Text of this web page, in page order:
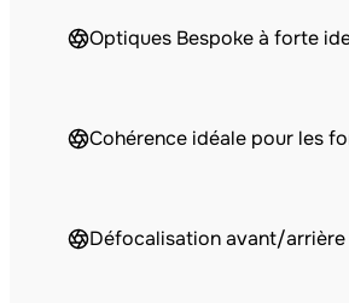
Optiques Bespoke à forte
Cohérence idéale pour les
Défocalisation avant/